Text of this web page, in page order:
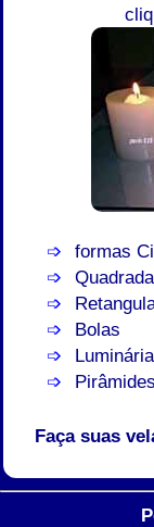
formas
Bolas
Pirâmides
Faça suas